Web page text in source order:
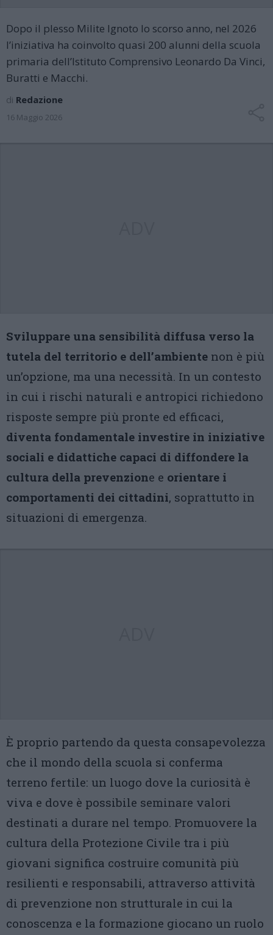
Dopo il plesso Milite Ignoto lo scorso anno, nel 2026
l’iniziativa ha coinvolto quasi 200 alunni della scuola
primaria dell’Istituto Comprensivo Leonardo Da Vinci,
Buratti e Macchi.
di Redazione
16 Maggio 2026
Sviluppare una sensibilità diffusa verso la
tutela del territorio e dell’ambiente non è più
un’opzione, ma una necessità. In un contesto
in cui i rischi naturali e antropici richiedono
risposte sempre più pronte ed efficaci,
diventa fondamentale investire in iniziative
sociali e didattiche capaci di diffondere la
cultura della prevenzione e orientare i
comportamenti dei cittadini, soprattutto in
situazioni di emergenza.
È proprio partendo da questa consapevolezza
che il mondo della scuola si conferma
terreno fertile: un luogo dove la curiosità è
viva e dove è possibile seminare valori
destinati a durare nel tempo. Promuovere la
cultura della Protezione Civile tra i più
giovani significa costruire comunità più
resilienti e responsabili, attraverso attività
di prevenzione non strutturale in cui la
conoscenza e la formazione giocano un ruolo